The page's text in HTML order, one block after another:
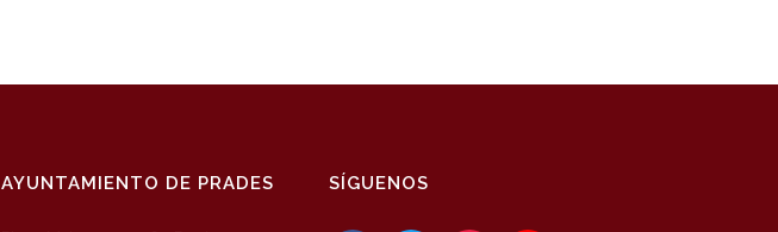
AYUNTAMIENTO DE PRADES SÍGUENOS